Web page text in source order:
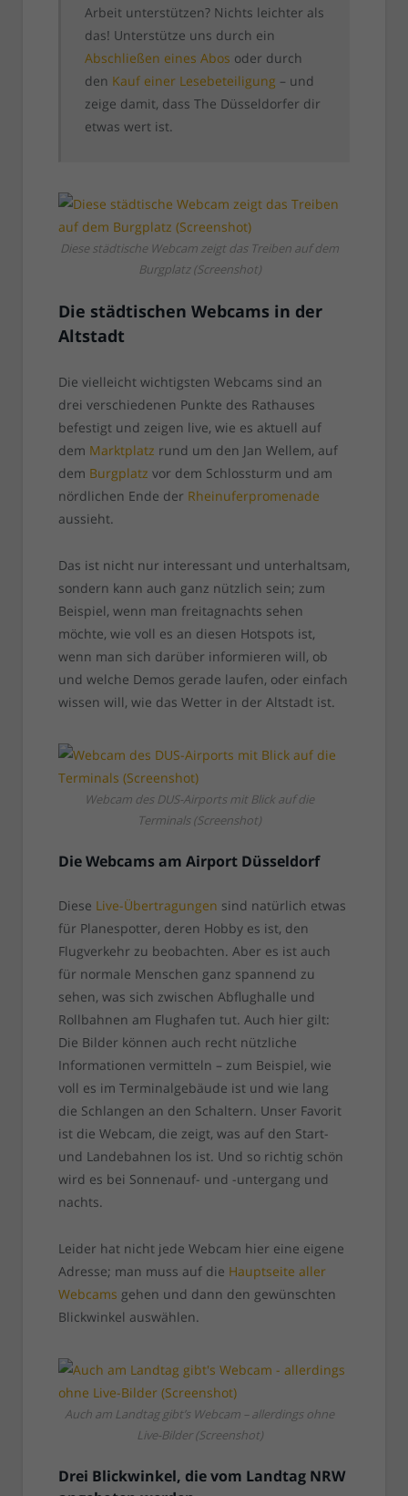
Arbeit unterstützen? Nichts leichter als
das! Unterstütze uns durch ein
Abschließen eines Abos oder durch
den Kauf einer Lesebeteiligung – und
zeige damit, dass The Düsseldorfer dir
etwas wert ist.
Diese städtische Webcam zeigt das Treiben auf dem
Burgplatz (Screenshot)
Die städtischen Webcams in der
Altstadt
Die vielleicht wichtigsten Webcams sind an
drei verschiedenen Punkte des Rathauses
befestigt und zeigen live, wie es aktuell auf
dem Marktplatz rund um den Jan Wellem, auf
dem Burgplatz vor dem Schlossturm und am
nördlichen Ende der Rheinuferpromenade
aussieht.
Das ist nicht nur interessant und unterhaltsam,
sondern kann auch ganz nützlich sein; zum
Beispiel, wenn man freitagnachts sehen
möchte, wie voll es an diesen Hotspots ist,
wenn man sich darüber informieren will, ob
und welche Demos gerade laufen, oder einfach
wissen will, wie das Wetter in der Altstadt ist.
Webcam des DUS-Airports mit Blick auf die
Terminals (Screenshot)
Die Webcams am Airport Düsseldorf
Diese Live-Übertragungen sind natürlich etwas
für Planespotter, deren Hobby es ist, den
Flugverkehr zu beobachten. Aber es ist auch
für normale Menschen ganz spannend zu
sehen, was sich zwischen Abflughalle und
Rollbahnen am Flughafen tut. Auch hier gilt:
Die Bilder können auch recht nützliche
Informationen vermitteln – zum Beispiel, wie
voll es im Terminalgebäude ist und wie lang
die Schlangen an den Schaltern. Unser Favorit
ist die Webcam, die zeigt, was auf den Start-
und Landebahnen los ist. Und so richtig schön
wird es bei Sonnenauf- und -untergang und
nachts.
Leider hat nicht jede Webcam hier eine eigene
Adresse; man muss auf die Hauptseite aller
Webcams gehen und dann den gewünschten
Blickwinkel auswählen.
Auch am Landtag gibt’s Webcam – allerdings ohne
Live-Bilder (Screenshot)
Drei Blickwinkel, die vom Landtag NRW